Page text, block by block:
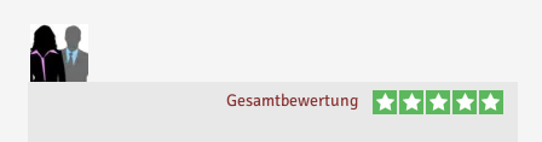
Gesamtbewertung